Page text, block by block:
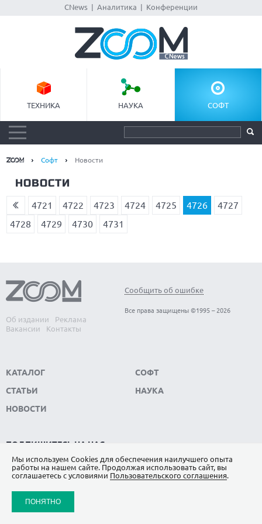
CNews Аналитика Конференции
ТЕХНИКА НАУКА СОФТ
Софт Новости
НОВОСТИ
4721 4722 4723 4724 4725 4726
4727
4728
4729 4730 4731
Об издании
Реклама
Вакансии
Контакты
Сообщить об ошибке
Все права защищены ©1995 – 2026
КАТАЛОГ
СТАТЬИ
НОВОСТИ
СОФТ
НАУКА
ПОДПИШИТЕСЬ НА НАС
ЯНДЕКС.ДЗЕН
Мы используем Сookies для обеспечения наилучшего опыта
работы на нашем сайте. Продолжая использовать сайт, вы
соглашаетесь с условиями Пользовательского соглашения.
ПОНЯТНО